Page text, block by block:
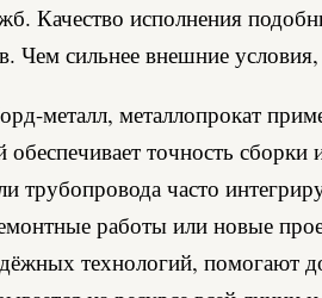
Качество исполнения
Чем сильнее внешние
металл, металлопрокат
обеспечивает точность
трубопровода часто
работы или новые
технологий, помогают